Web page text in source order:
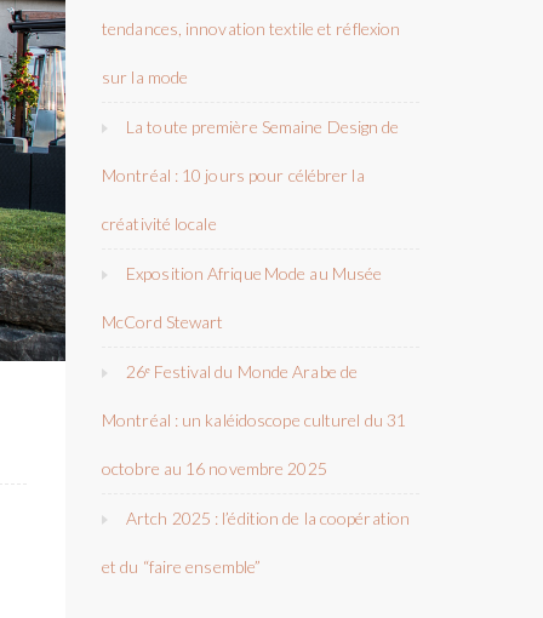
tendances, innovation textile et réflexion
sur la mode
La toute première Semaine Design de
Montréal : 10 jours pour célébrer la
créativité locale
Exposition Afrique Mode au Musée
McCord Stewart
26ᵉ Festival du Monde Arabe de
Montréal : un kaléidoscope culturel du 31
octobre au 16 novembre 2025
Artch 2025 : l’édition de la coopération
et du “faire ensemble”